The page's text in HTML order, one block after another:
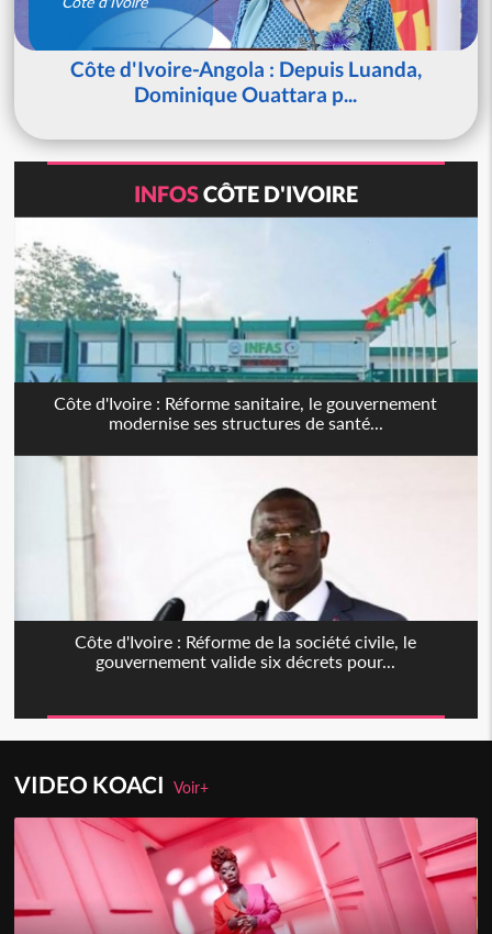
Côte d'Ivoire-Angola : Depuis Luanda,
Dominique Ouattara p...
INFOSCÔTE D'IVOIRE
Côte d'Ivoire : Réforme sanitaire, le gouvernement
modernise ses structures de santé...
Côte d'Ivoire : Réforme de la société civile, le
gouvernement valide six décrets pour...
VIDEO KOACIVoir+